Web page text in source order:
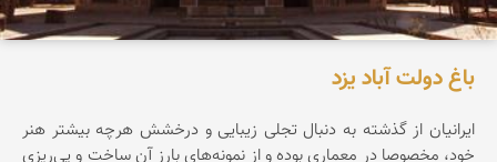
باغ دولت آباد یزد
ایرانیان از گذشته به دنبال تجلی زیبایی و درخشش هرچه بیشتر هنر
خود، مخصوصا در معماری بوده و از نمونه‌های بارز آن ساخت و پی‌ریزی